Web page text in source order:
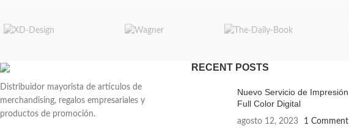
Distribuidor mayorista de artículos de
merchandising, regalos empresariales y
productos de promoción.
RECENT POSTS
Nuevo Servicio de Impresión
Full Color Digital
agosto 12, 2023 1 Comment